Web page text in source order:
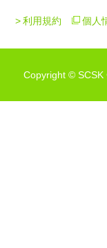
個人
利用規約
Copyright ©